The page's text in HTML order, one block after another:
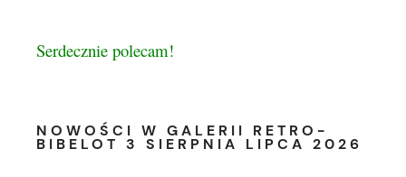
Serdecznie polecam!
NOWOŚCI W GALERII RETRO-
BIBELOT 3 SIERPNIA LIPCA 2026